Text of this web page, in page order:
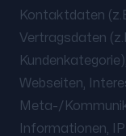
Kontaktdaten
Vertragsdaten
Webseiten,
Meta-/
Informationen,